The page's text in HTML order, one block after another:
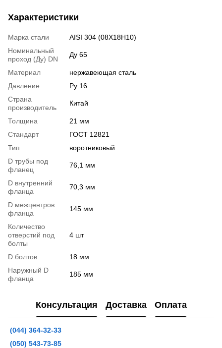
Характеристики
Марка стали
AISI 304 (08Х18Н10)
Номинальный
проход (Ду) DN
Ду 65
Материал
нержавеющая сталь
Давление
Ру 16
Страна
производитель
Китай
Толщина
21 мм
Стандарт
ГОСТ 12821
Тип
воротниковый
D трубы под
фланец
76,1 мм
D внутренний
фланца
70,3 мм
D межцентров
фланца
145 мм
Количество
отверстий под
болты
4 шт
D болтов
18 мм
Наружный D
фланца
185 мм
Консультация Доставка Оплата
(044) 364-32-33
(050) 543-73-85